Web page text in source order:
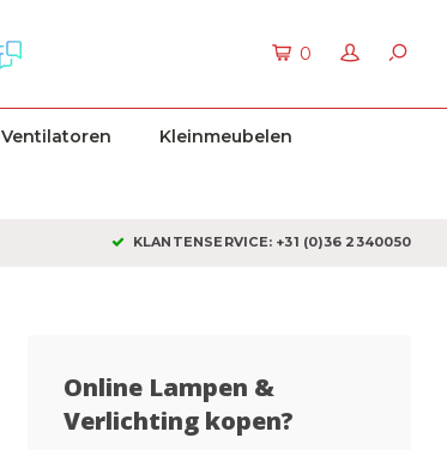
0
Ventilatoren Kleinmeubelen
KLANTENSERVICE: +31 (0)36 2340050
Online Lampen &
Verlichting kopen?